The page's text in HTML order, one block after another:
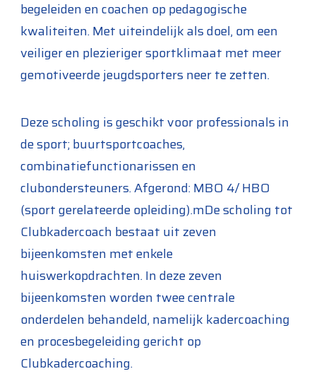
begeleiden en coachen op pedagogische
kwaliteiten. Met uiteindelijk als doel, om een
veiliger en plezieriger sportklimaat met meer
gemotiveerde jeugdsporters neer te zetten.
Deze scholing is geschikt voor professionals in
de sport; buurtsportcoaches,
combinatiefunctionarissen en
clubondersteuners. Afgerond: MBO 4/ HBO
(sport gerelateerde opleiding).mDe scholing tot
Clubkadercoach bestaat uit zeven
bijeenkomsten met enkele
huiswerkopdrachten. In deze zeven
bijeenkomsten worden twee centrale
onderdelen behandeld, namelijk kadercoaching
en procesbegeleiding gericht op
Clubkadercoaching.